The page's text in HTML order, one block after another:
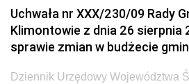
Uchwała nr XXX/230/09 Rady
Klimontowie z dnia 26 sierpnia
sprawie zmian w budżecie
Dziennik Urzędowy Województwa